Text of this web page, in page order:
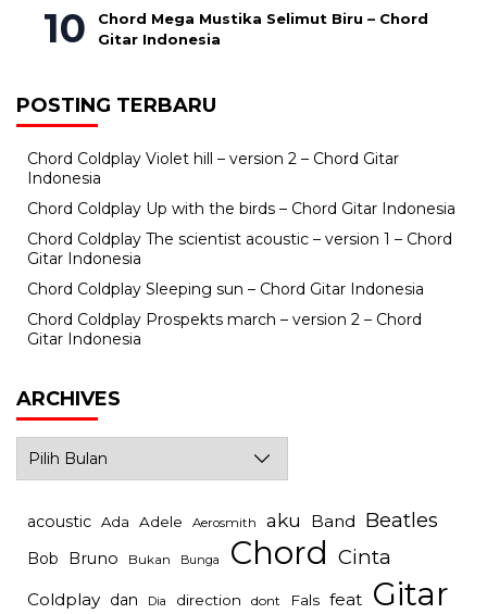
Chord Mega Mustika Selimut Biru – Chord
Gitar Indonesia
POSTING TERBARU
Chord Coldplay Violet hill – version 2 – Chord Gitar
Indonesia
Chord Coldplay Up with the birds – Chord Gitar Indonesia
Chord Coldplay The scientist acoustic – version 1 – Chord
Gitar Indonesia
Chord Coldplay Sleeping sun – Chord Gitar Indonesia
Chord Coldplay Prospekts march – version 2 – Chord
Gitar Indonesia
ARCHIVES
acoustic Ada Adele Aerosmith aku Band Beatles
Bob Bruno Bukan Bunga Chord Cinta
Coldplay dan Dia direction dont Fals feat Gitar